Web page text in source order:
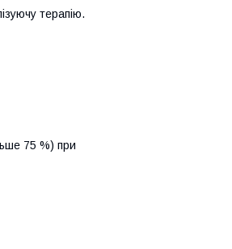
терапію.
75 %) при